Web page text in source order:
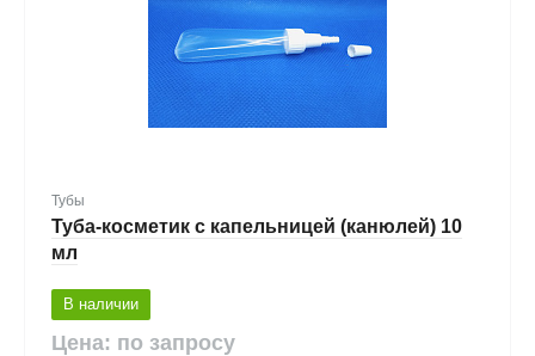
Тубы
Туба-косметик с капельницей (канюлей) 10
мл
В наличии
Цена: по запросу